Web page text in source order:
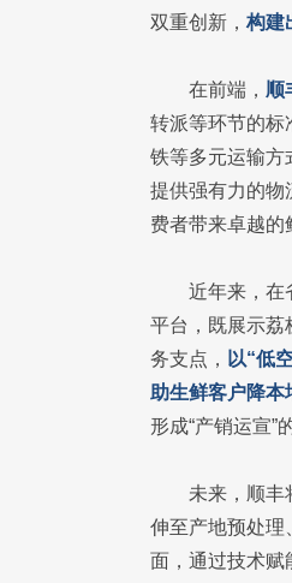
双重创新， 构建
在前端， 顺
转派等环节的标
铁等多元运输方
提供强有力的物
费者带来卓越的
近年来，在
平台，既展示荔
务支点， 以“低
助生鲜客户降
形成“产销运宣”
未来，顺丰
伸至产地预处理
面，通过技术赋